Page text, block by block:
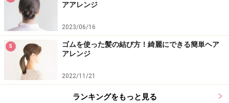
アアレンジ
2023/06/16
5
ゴムを使った髪の結び方！綺麗にできる簡単ヘア
アレンジ
2022/11/21
ランキングをもっと見る